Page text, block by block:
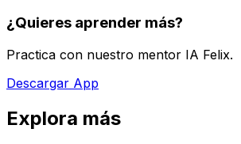
¿Quieres aprender más?
Practica con nuestro mentor IA Felix.
Descargar App
Explora más